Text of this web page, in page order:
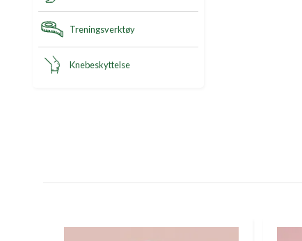
Treningsverktøy
Knebeskyttelse